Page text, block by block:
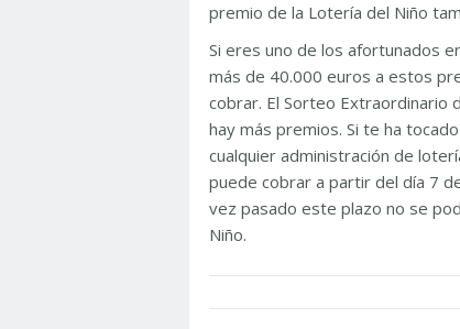
premio de la Lotería del Niño
Si eres uno de los afortunados
más de 40.000 euros a estos
cobrar. El Sorteo Extraordinario
hay más premios. Si te ha
cualquier administración de
puede cobrar a partir del día 7
vez pasado este plazo no se
Niño.